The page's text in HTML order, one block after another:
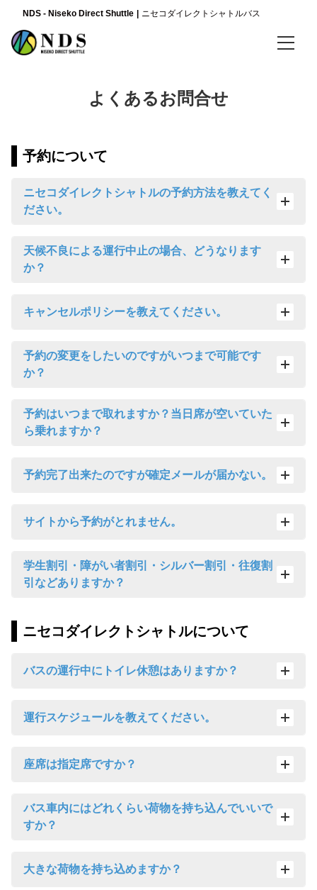
NDS - Niseko Direct Shuttle ニセコダイレクトシャトルバス
よくあるお問合せ
予約について
ニセコダイレクトシャトルの予約方法を教えてく
ださい。
天候不良による運行中止の場合、どうなります
か？
キャンセルポリシーを教えてください。
予約の変更をしたいのですがいつまで可能です
か？
予約はいつまで取れますか？当日席が空いていた
ら乗れますか？
予約完了出来たのですが確定メールが届かない。
サイトから予約がとれません。
学生割引・障がい者割引・シルバー割引・往復割
引などありますか？
ニセコダイレクトシャトルについて
バスの運行中にトイレ休憩はありますか？
運行スケジュールを教えてください。
座席は指定席ですか？
バス車内にはどれくらい荷物を持ち込んでいいで
すか？
大きな荷物を持ち込めますか？